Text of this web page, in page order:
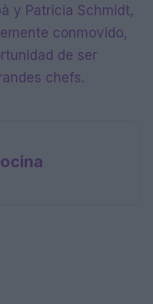
y Patricia Schmidt,
conmovido,
de ser
chefs.